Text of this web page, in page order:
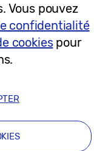
que les
, ce lave-linge
le poids, la
des
AW
Vous pouvez
confidentialité
cookiespour